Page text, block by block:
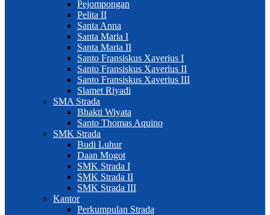
Pejompongan
Pelita II
Santa Anna
Santa Maria I
Santa Maria II
Santo Fransiskus Xaverius I
Santo Fransiskus Xaverius II
Santo Fransiskus Xaverius III
Slamet Riyadi
SMA Strada
Bhakti Wiyata
Santo Thomas Aquino
SMK Strada
Budi Luhur
Daan Mogot
SMK Strada I
SMK Strada II
SMK Strada III
Kantor
Perkumpulan Strada